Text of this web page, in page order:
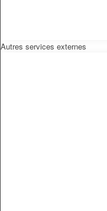
Autres services externes